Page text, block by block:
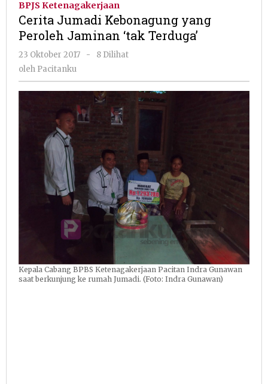
Peroleh
Jaminan
BPJS Ketenagakerjaan
Cerita Jumadi Kebonagung yang
Peroleh Jaminan ‘tak Terduga’
23 Oktober 2017
oleh
-
8 Dilihat
oleh Pacitanku
Kepala Cabang BPBS Ketenagakerjaan Pacitan Indra Gunawan
saat berkunjung ke rumah Jumadi. (Foto: Indra Gunawan)